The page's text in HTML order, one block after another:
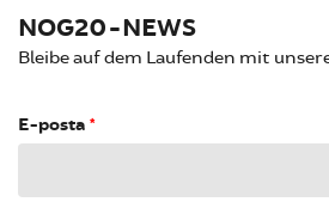
NOG20-NEWS
Bleibe auf dem Laufenden mit
E-posta *